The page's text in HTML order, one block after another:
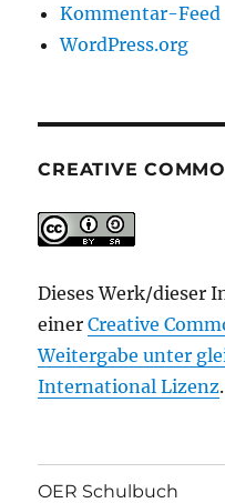
Kommentar-Feed
WordPress.org
CREATIVE
Dieses Werk/dieser
einerCreative
Weitergabe unter
International Lizenz.
OER Schulbuch